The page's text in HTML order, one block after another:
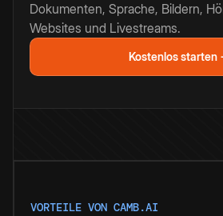
Dokumenten, Sprache, Bildern,
Websites und Livestreams.
Kostenlos starten
VORTEILE VON CAMB.AI